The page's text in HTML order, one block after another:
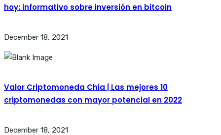
hoy: informativo sobre inversión en bitcoin
December 18, 2021
Valor Criptomoneda Chia | Las mejores 10
criptomonedas con mayor potencial en 2022
December 18, 2021